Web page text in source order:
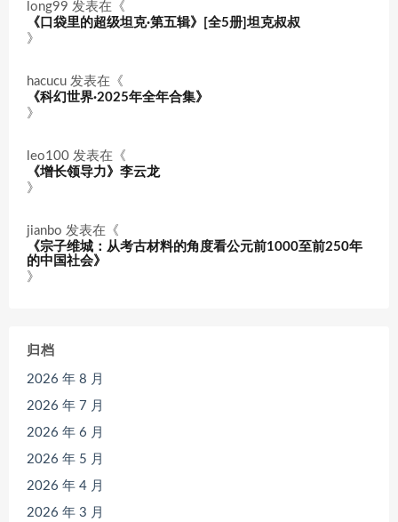
long99 发表在《
《口袋里的超级坦克·第五辑》[全5册]坦克叔叔
》
hacucu 发表在《
《科幻世界·2025年全年合集》
》
leo100 发表在《
《增长领导力》李云龙
》
jianbo 发表在《
《宗子维城：从考古材料的角度看公元前1000至前250年
的中国社会》
》
归档
2026 年 8 月
2026 年 7 月
2026 年 6 月
2026 年 5 月
2026 年 4 月
2026 年 3 月